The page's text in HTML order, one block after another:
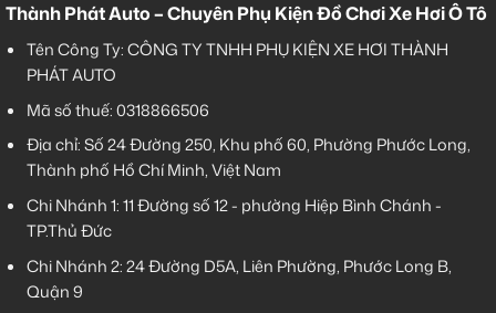
Thành Phát Auto – Chuyên Phụ Kiện Đồ Chơi Xe Hơi Ô Tô
Tên Công Ty: CÔNG TY TNHH PHỤ KIỆN XE HƠI THÀNH
PHÁT AUTO
Mã số thuế: 0318866506
Địa chỉ: Số 24 Đường 250, Khu phố 60, Phường Phước Long,
Thành phố Hồ Chí Minh, Việt Nam
Chi Nhánh 1:11 Đường số 12 - phường Hiệp Bình Chánh -
TP.Thủ Đức
Chi Nhánh 2:24 Đường D5A, Liên Phường, Phước Long B,
Quận 9